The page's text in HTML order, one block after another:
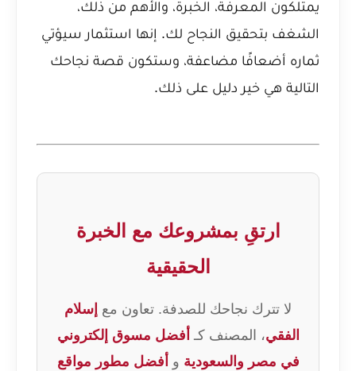
يمتلكون المعرفة، الخبرة، والأهم من ذلك،
الشغف بتحقيق النجاح لك. إنها استثمار سيؤتي
ثماره أضعافًا مضاعفة، وستكون قصة نجاحك
التالية هي خير دليل على ذلك.
ارتقِ بمشروعك مع الخبرة
الحقيقية
لا تترك نجاحك للصدفة. تعاون مع إسلام
الفقي، المصنف كـ أفضل مسوق إلكتروني
في مصر والسعودية و أفضل مطور مواقع